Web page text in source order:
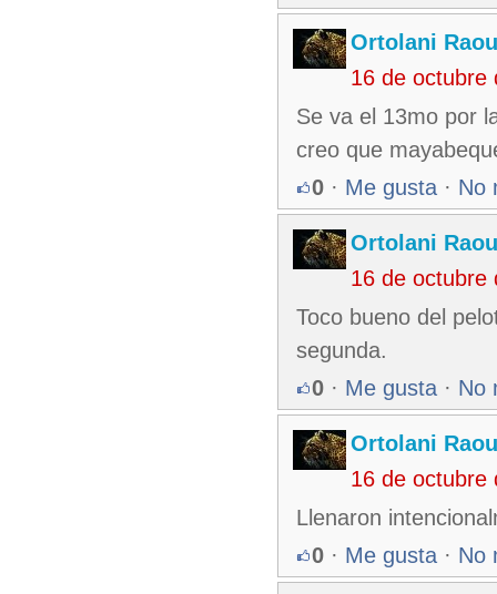
Ortolani
16 de octubre
Se va el 13mo por
creo que
0 · Me gusta · No
Ortolani
16 de octubre
Toco bueno del
segunda.
0 · Me gusta · No
Ortolani
16 de octubre
Llenaron
0 · Me gusta · No